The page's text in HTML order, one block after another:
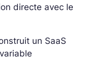
directe avec le
un SaaS